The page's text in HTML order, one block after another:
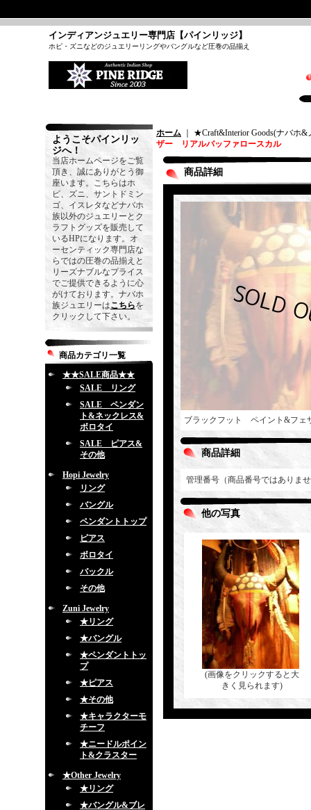
インディアンジュエリー専門店【パインリッジ】
ホピ・ズニなどのジュエリーリングやバングルなど圧巻の品揃え
ようこそパインリッ
ジへ！
当店ホームページをご覧
頂き、誠にありがとう御
座います。こちらはホ
ピ、ズニ、サントドミン
ゴ、イスレタなどナバホ
族以外のジュエリーとク
ラフトグッズを販売して
いるHPになります。オ
ーセンティック専門店な
らではの圧巻の品揃えと
リーズナブルなプライス
でご提供できるように心
がけております。ナバホ
族ジュエリーはこちらを
クリックして下さい。
商品カテゴリ一覧
★★SALE商品★★
SALE リング
SALE ペンダン
ト&ネックレス&
ボロタイ
SALE ピアス&
その他
Hopi Jewelry
リング
バングル
ペンダントトップ
ピアス
ボロタイ
バックル
その他
Zuni Jewelry
★リング
★バングル
★ペンダントトッ
プ
★ピアス
★その他
★キャラクターモ
チーフ
★ニードルポイン
ト&クラスター
★Other Jewelry
★リング
★バングル&ブレ
ホーム ｜ ★Craft&Interior Goods(ナバホ
ザー リアルバッファロースカル
商品詳細
ブラックフット ペイント&フ
商品詳細
管理番号（商品番号ではありま
他の写真
(画像をクリックすると大
きく見られます)